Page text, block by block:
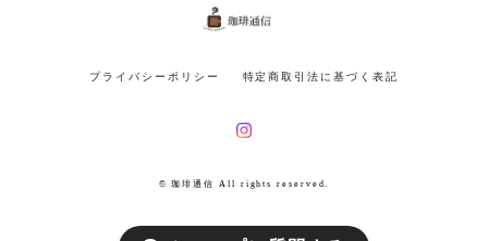
プライバシーポリシー 特定商取引法に基づく表記
© 珈琲通信 All rights reserved.